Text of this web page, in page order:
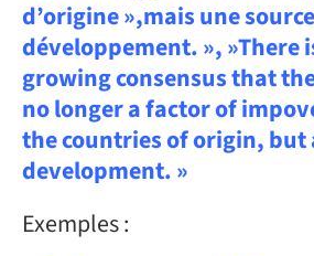
d’origine »,mais une
développement. », »There
growing consensus that
no longer a factor of
the countries of origin, but
development. »
Exemples :